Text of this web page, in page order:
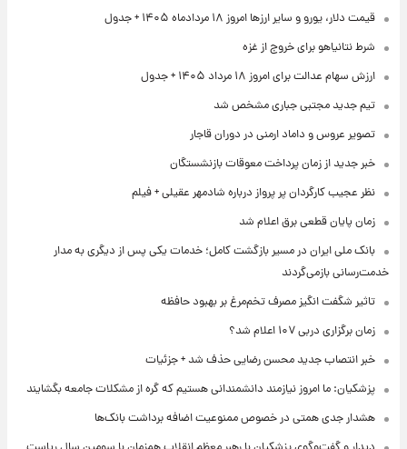
قیمت دلار، یورو و سایر ارزها امروز ۱۸ مردادماه ۱۴۰۵ + جدول
شرط نتانیاهو برای خروج از غزه
ارزش سهام عدالت برای امروز ۱۸ مرداد ۱۴۰۵ + جدول
تیم جدید مجتبی جباری مشخص شد
تصویر عروس و داماد ارمنی در دوران قاجار
خبر جدید از زمان پرداخت معوقات بازنشستگان
نظر عجیب کارگردان پر پرواز درباره شادمهر عقیلی + فیلم
زمان پایان قطعی برق اعلام شد
بانک ملی ایران در مسیر بازگشت کامل؛ خدمات یکی پس از دیگری به مدار
خدمت‌رسانی بازمی‌گردند
تاثیر شگفت انگیز مصرف تخم‌مرغ بر بهبود حافظه
زمان برگزاری دربی ۱۰۷ اعلام شد؟
خبر انتصاب جدید محسن رضایی حذف شد + جزئیات
پزشکیان: ما امروز نیازمند دانشمندانی هستیم که گره از مشکلات جامعه بگشایند
هشدار جدی همتی در خصوص ممنوعیت اضافه ‌برداشت بانک‌ها